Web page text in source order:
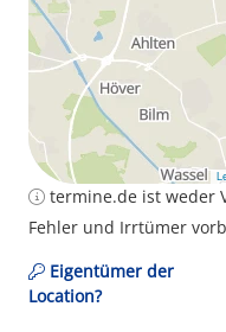
termine.de ist weder
Fehler und Irrtümer
Eigentümer der
Location?